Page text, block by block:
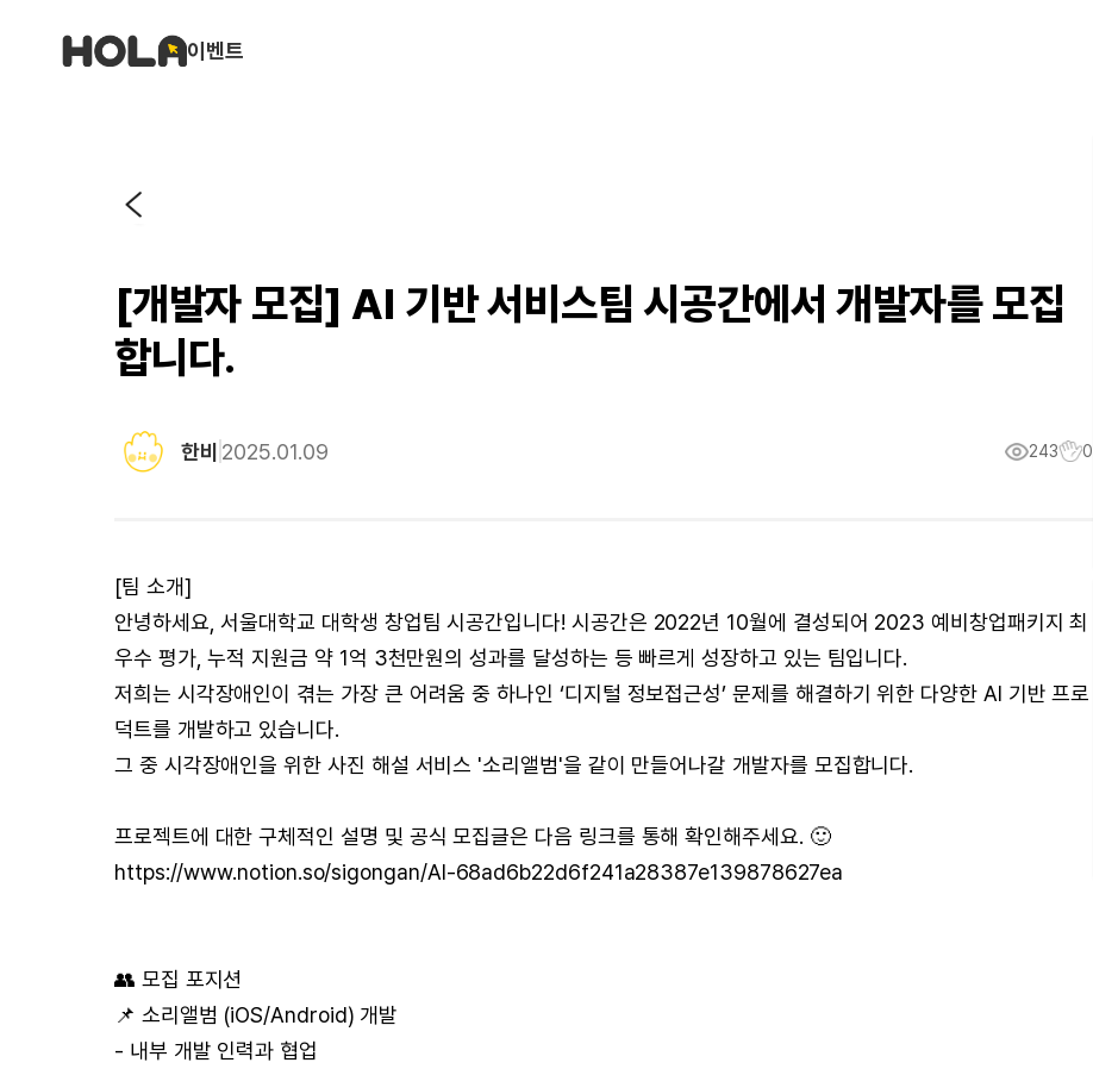
이벤트
[개발자 모집] AI 기반 서비스팀 시공간에서 개발자를 모집
합니다.
한비 2025.01.09 243 0
[팀 소개]
안녕하세요, 서울대학교 대학생 창업팀 시공간입니다! 시공간은 2022년 10월에 결성되어 2023 예비창업패키지 최
우수 평가, 누적 지원금 약 1억 3천만원의 성과를 달성하는 등 빠르게 성장하고 있는 팀입니다.
저희는 시각장애인이 겪는 가장 큰 어려움 중 하나인 ‘디지털 정보접근성’ 문제를 해결하기 위한 다양한 AI 기반 프로
덕트를 개발하고 있습니다.
그 중 시각장애인을 위한 사진 해설 서비스 '소리앨범'을 같이 만들어나갈 개발자를 모집합니다.
프로젝트에 대한 구체적인 설명 및 공식 모집글은 다음 링크를 통해 확인해주세요. 🙂
https://www.notion.so/sigongan/AI-68ad6b22d6f241a28387e139878627ea
👥 모집 포지션
📌 소리앨범 (iOS/Android) 개발
- 내부 개발 인력과 협업